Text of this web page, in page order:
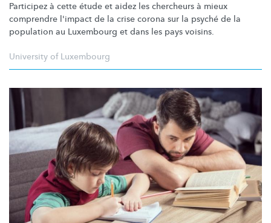
Participez à cette étude et aidez les chercheurs à mieux
comprendre l'impact de la crise corona sur la psyché de la
population au Luxembourg et dans les pays voisins.
University of Luxembourg